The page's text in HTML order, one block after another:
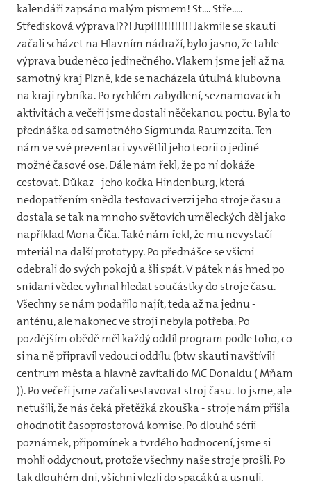
kalendáři zapsáno malým písmem! St.... Stře.....
Středisková výprava!??! Jupí!!!!!!!!!!! Jakmile se skauti
začali scházet na Hlavním nádraží, bylo jasno, že tahle
výprava bude něco jedinečného. Vlakem jsme jeli až na
samotný kraj Plzně, kde se nacházela útulná klubovna
na kraji rybníka. Po rychlém zabydlení, seznamovacích
aktivitách a večeři jsme dostali něčekanou poctu. Byla to
přednáška od samotného Sigmunda Raumzeita. Ten
nám ve své prezentaci vysvětlil jeho teorii o jediné
možné časové ose. Dále nám řekl, že po ní dokáže
cestovat. Důkaz - jeho kočka Hindenburg, která
nedopatřením snědla testovací verzi jeho stroje času a
dostala se tak na mnoho světovích uměleckých děl jako
například Mona Číča. Také nám řekl, že mu nevystačí
mteriál na další prototypy. Po přednášce se všicni
odebrali do svých pokojů a šli spát. V pátek nás hned po
snídaní vědec vyhnal hledat součástky do stroje času.
Všechny se nám podařilo najít, teda až na jednu -
anténu, ale nakonec ve stroji nebyla potřeba. Po
pozdějším obědě měl každý oddíl program podle toho, co
si na ně připravil vedoucí oddílu (btw skauti navštívili
centrum města a hlavně zavítali do MC Donaldu ( Mňam
)). Po večeři jsme začali sestavovat stroj času. To jsme, ale
netušili, že nás čeká přetěžká zkouška - stroje nám přišla
ohodnotit časoprostorová komise. Po dlouhé sérii
poznámek, připomínek a tvrdého hodnocení, jsme si
mohli oddycnout, protože všechny naše stroje prošli. Po
tak dlouhém dni, všichni vlezli do spacáků a usnuli.